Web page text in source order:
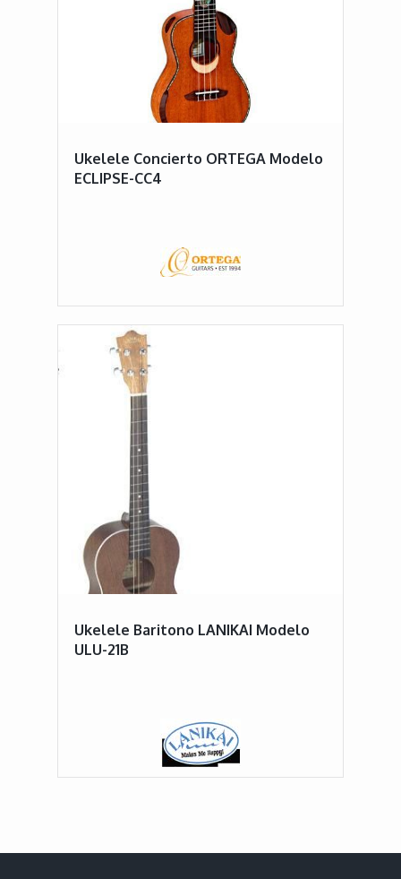
Ukelele Concierto ORTEGA Modelo
ECLIPSE-CC4
Ukelele Baritono LANIKAI Modelo
ULU-21B